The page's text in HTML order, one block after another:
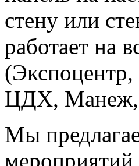
стену или
работает на
ЦДХ, Манеж,
Мы